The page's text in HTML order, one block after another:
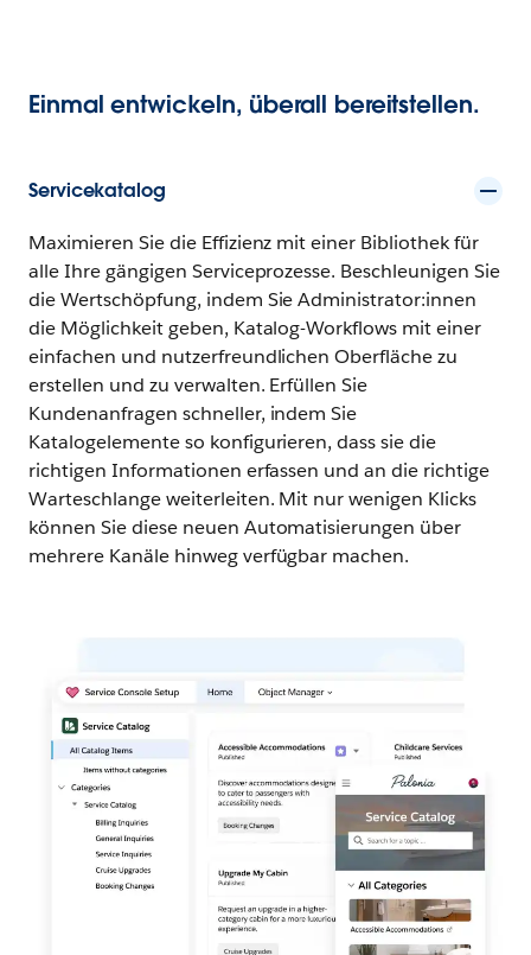
Einmal entwickeln, überall bereitstellen.
Servicekatalog
Maximieren Sie die Effizienz mit einer Bibliothek für
alle Ihre gängigen Serviceprozesse. Beschleunigen Sie
die Wertschöpfung, indem Sie Administrator:innen
die Möglichkeit geben, Katalog-Workflows mit einer
einfachen und nutzerfreundlichen Oberfläche zu
erstellen und zu verwalten. Erfüllen Sie
Kundenanfragen schneller, indem Sie
Katalogelemente so konfigurieren, dass sie die
richtigen Informationen erfassen und an die richtige
Warteschlange weiterleiten. Mit nur wenigen Klicks
können Sie diese neuen Automatisierungen über
mehrere Kanäle hinweg verfügbar machen.